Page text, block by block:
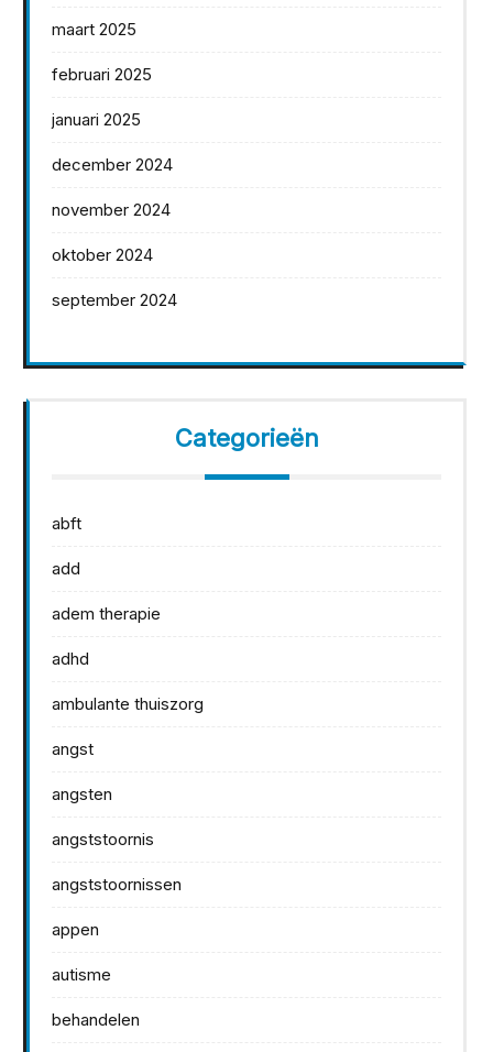
maart 2025
februari 2025
januari 2025
december 2024
november 2024
oktober 2024
september 2024
Categorieën
abft
add
adem therapie
adhd
ambulante thuiszorg
angst
angsten
angststoornis
angststoornissen
appen
autisme
behandelen